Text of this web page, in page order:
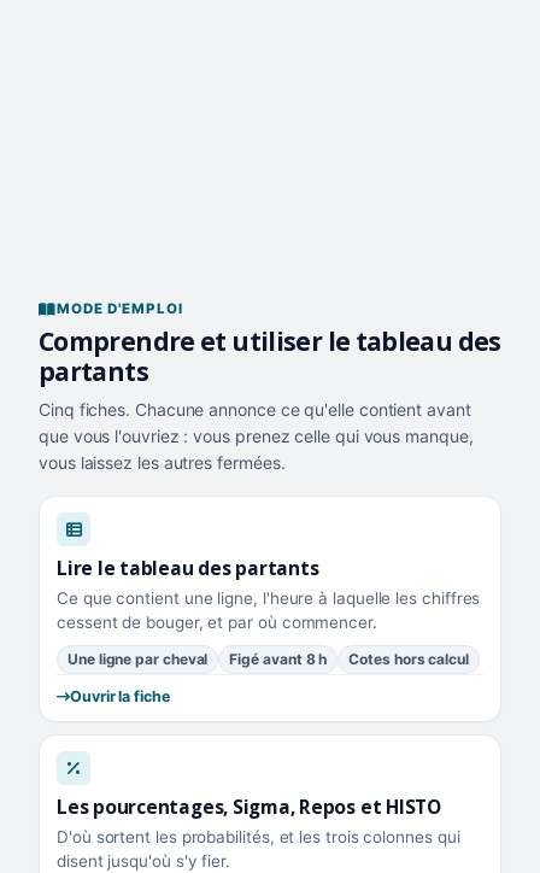
MODE D'EMPLOI
Comprendre et utiliser le tableau des
partants
Cinq fiches. Chacune annonce ce qu'elle contient avant
que vous l'ouvriez : vous prenez celle qui vous manque,
vous laissez les autres fermées.
Lire le tableau des partants
Ce que contient une ligne, l'heure à laquelle les chiffres
cessent de bouger, et par où commencer.
Une ligne par cheval Figé avant 8 h Cotes hors calcul
Ouvrir la fiche
Les pourcentages, Sigma, Repos et HISTO
D'où sortent les probabilités, et les trois colonnes qui
disent jusqu'où s'y fier.